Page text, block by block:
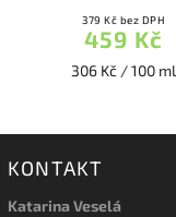
379 Kč bez DPH
459 Kč
306 Kč / 100 ml
KONTAKT
Katarina Veselá